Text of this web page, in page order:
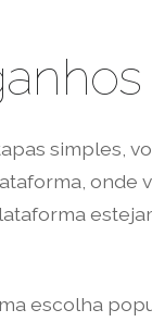
simples,
onde
escolha